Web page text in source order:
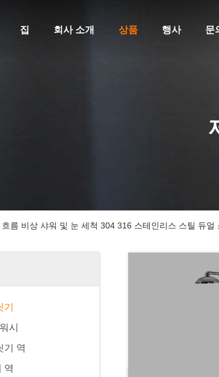
집 회사 소개 상품 행사 문
흐름 비상 샤워 및 눈 세척 304 316 스테인리스 스틸 듀얼
시
기 역
역